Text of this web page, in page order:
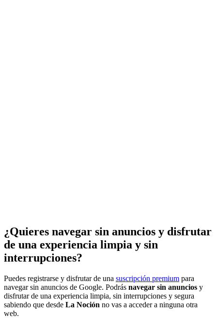
¿Quieres navegar sin anuncios y disfrutar
de una experiencia limpia y sin
interrupciones?
Puedes registrarse y disfrutar de una suscripción premium para
navegar sin anuncios de Google. Podrás navegar sin anuncios y
disfrutar de una experiencia limpia, sin interrupciones y segura
sabiendo que desde La Noción no vas a acceder a ninguna otra
web.